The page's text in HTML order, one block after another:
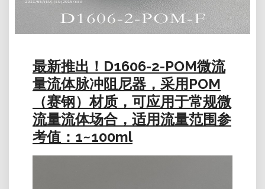
最新推出！D1606-2-POM微流
量流体脉冲阻尼器，采用POM
（赛钢）材质，可应用于常规微
流量流体场合，适用流量范围参
考值：1~100ml